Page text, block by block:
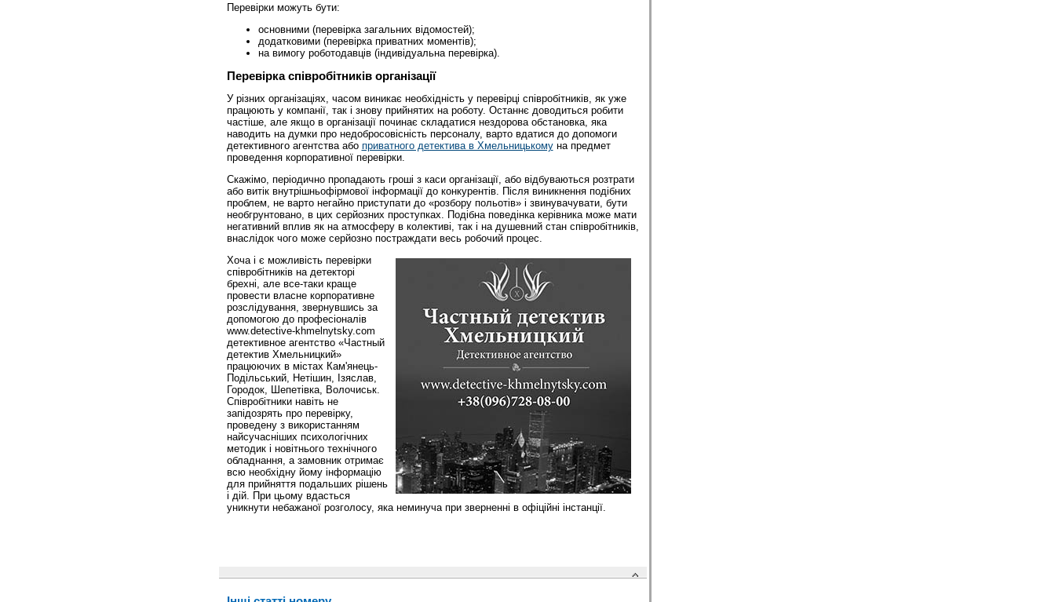
Перевірки можуть бути:
основними (перевірка загальних відомостей);
додатковими (перевірка приватних моментів);
на вимогу роботодавців (індивідуальна перевірка).
Перевірка співробітників організації
У різних організаціях, часом виникає необхідність у перевірці співробітників, як уже
працюють у компанії, так і знову прийнятих на роботу. Останнє доводиться робити
частіше, але якщо в організації починає складатися нездорова обстановка, яка
наводить на думки про недобросовісність персоналу, варто вдатися до допомоги
детективного агентства або приватного детектива в Хмельницькомуна предмет
проведення корпоративної перевірки.
Скажімо, періодично пропадають гроші з каси організації, або відбуваються розтрати
або витік внутрішньофірмової інформації до конкурентів. Після виникнення подібних
проблем, не варто негайно приступати до «розбору польотів» і звинувачувати, бути
необгрунтовано, в цих серйозних проступках. Подібна поведінка керівника може мати
негативний вплив як на атмосферу в колективі, так і на душевний стан співробітників,
внаслідок чого може серйозно постраждати весь робочий процес.
Хоча і є можливість перевірки
співробітників на детекторі
брехні, але все-таки краще
провести власне корпоративне
розслідування, звернувшись за
допомогою до професіоналів
www.detective-khmelnytsky.com
детективное агентство «Частный
детектив Хмельницкий»
працюючих в містах Кам'янець-
Подільський, Нетішин, Ізяслав,
Городок, Шепетівка, Волочиськ.
Співробітники навіть не
запідозрять про перевірку,
проведену з використанням
найсучасніших психологічних
методик і новітнього технічного
обладнання, а замовник отримає
всю необхідну йому інформацію
для прийняття подальших рішень
і дій. При цьому вдасться
уникнути небажаної розголосу, яка неминуча при зверненні в офіційні інстанції.